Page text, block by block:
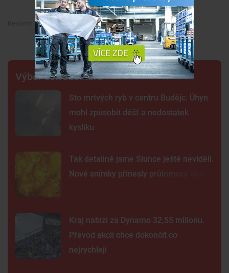
Premium
Výběr šéfredaktora
Sto mrtvých ryb v centru Budějc. Úhyn
mohl způsobit déšť a nedostatek
kyslíku
Tak detailně jsme Slunce ještě neviděli.
Nové snímky přinesly průlomový objev
Kraj nabízí za Dynamo 32,55 milionu.
Převod akcií chce dokončit co
nejrychleji